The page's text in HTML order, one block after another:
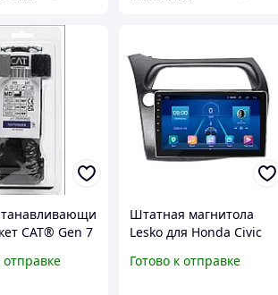
CAT® Gen 7
Оригинал
отправке
Штатная магнитола
Lesko для Honda Civic
экран 9" 6/128Gb 4G
Готово к отправке